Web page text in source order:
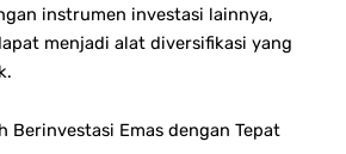
instrumen investasi lainnya,
menjadi alat diversifikasi yang
Berinvestasi Emas dengan Tepat